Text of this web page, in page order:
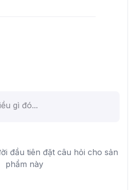
đầu tiên đặt câu hỏi cho sản
phẩm này